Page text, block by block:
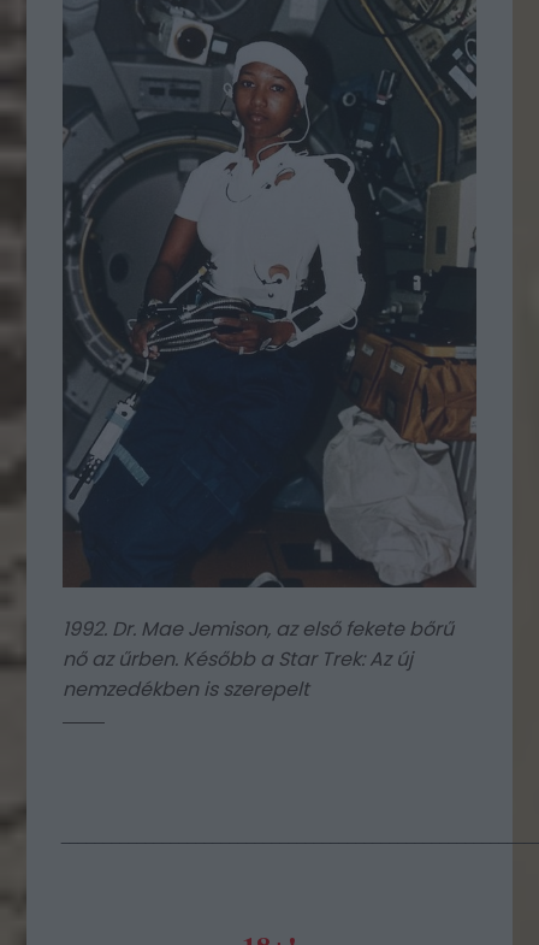
1992. Dr. Mae Jemison, az első fekete bőrű
nő az űrben. Később a Star Trek: Az új
nemzedékben is szerepelt